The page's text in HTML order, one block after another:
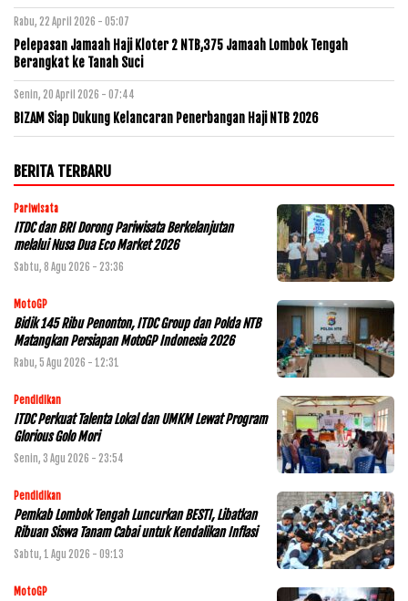
Rabu, 22 April 2026 - 05:07
Pelepasan Jamaah Haji Kloter 2 NTB,375 Jamaah Lombok Tengah
Berangkat ke Tanah Suci
Senin, 20 April 2026 - 07:44
BIZAM Siap Dukung Kelancaran Penerbangan Haji NTB 2026
BERITA TERBARU
Pariwisata
ITDC dan BRI Dorong Pariwisata Berkelanjutan
melalui Nusa Dua Eco Market 2026
Sabtu, 8 Agu 2026 - 23:36
MotoGP
Bidik 145 Ribu Penonton, ITDC Group dan Polda NTB
Matangkan Persiapan MotoGP Indonesia 2026
Rabu, 5 Agu 2026 - 12:31
Pendidikan
ITDC Perkuat Talenta Lokal dan UMKM Lewat Program
Glorious Golo Mori
Senin, 3 Agu 2026 - 23:54
Pendidikan
Pemkab Lombok Tengah Luncurkan BESTI, Libatkan
Ribuan Siswa Tanam Cabai untuk Kendalikan Inflasi
Sabtu, 1 Agu 2026 - 09:13
MotoGP